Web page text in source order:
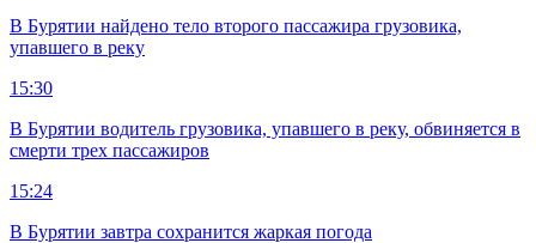
В Бурятии найдено тело второго пассажира грузовика,
упавшего в реку
15:30
В Бурятии водитель грузовика, упавшего в реку, обвиняется в
смерти трех пассажиров
15:24
В Бурятии завтра сохранится жаркая погода